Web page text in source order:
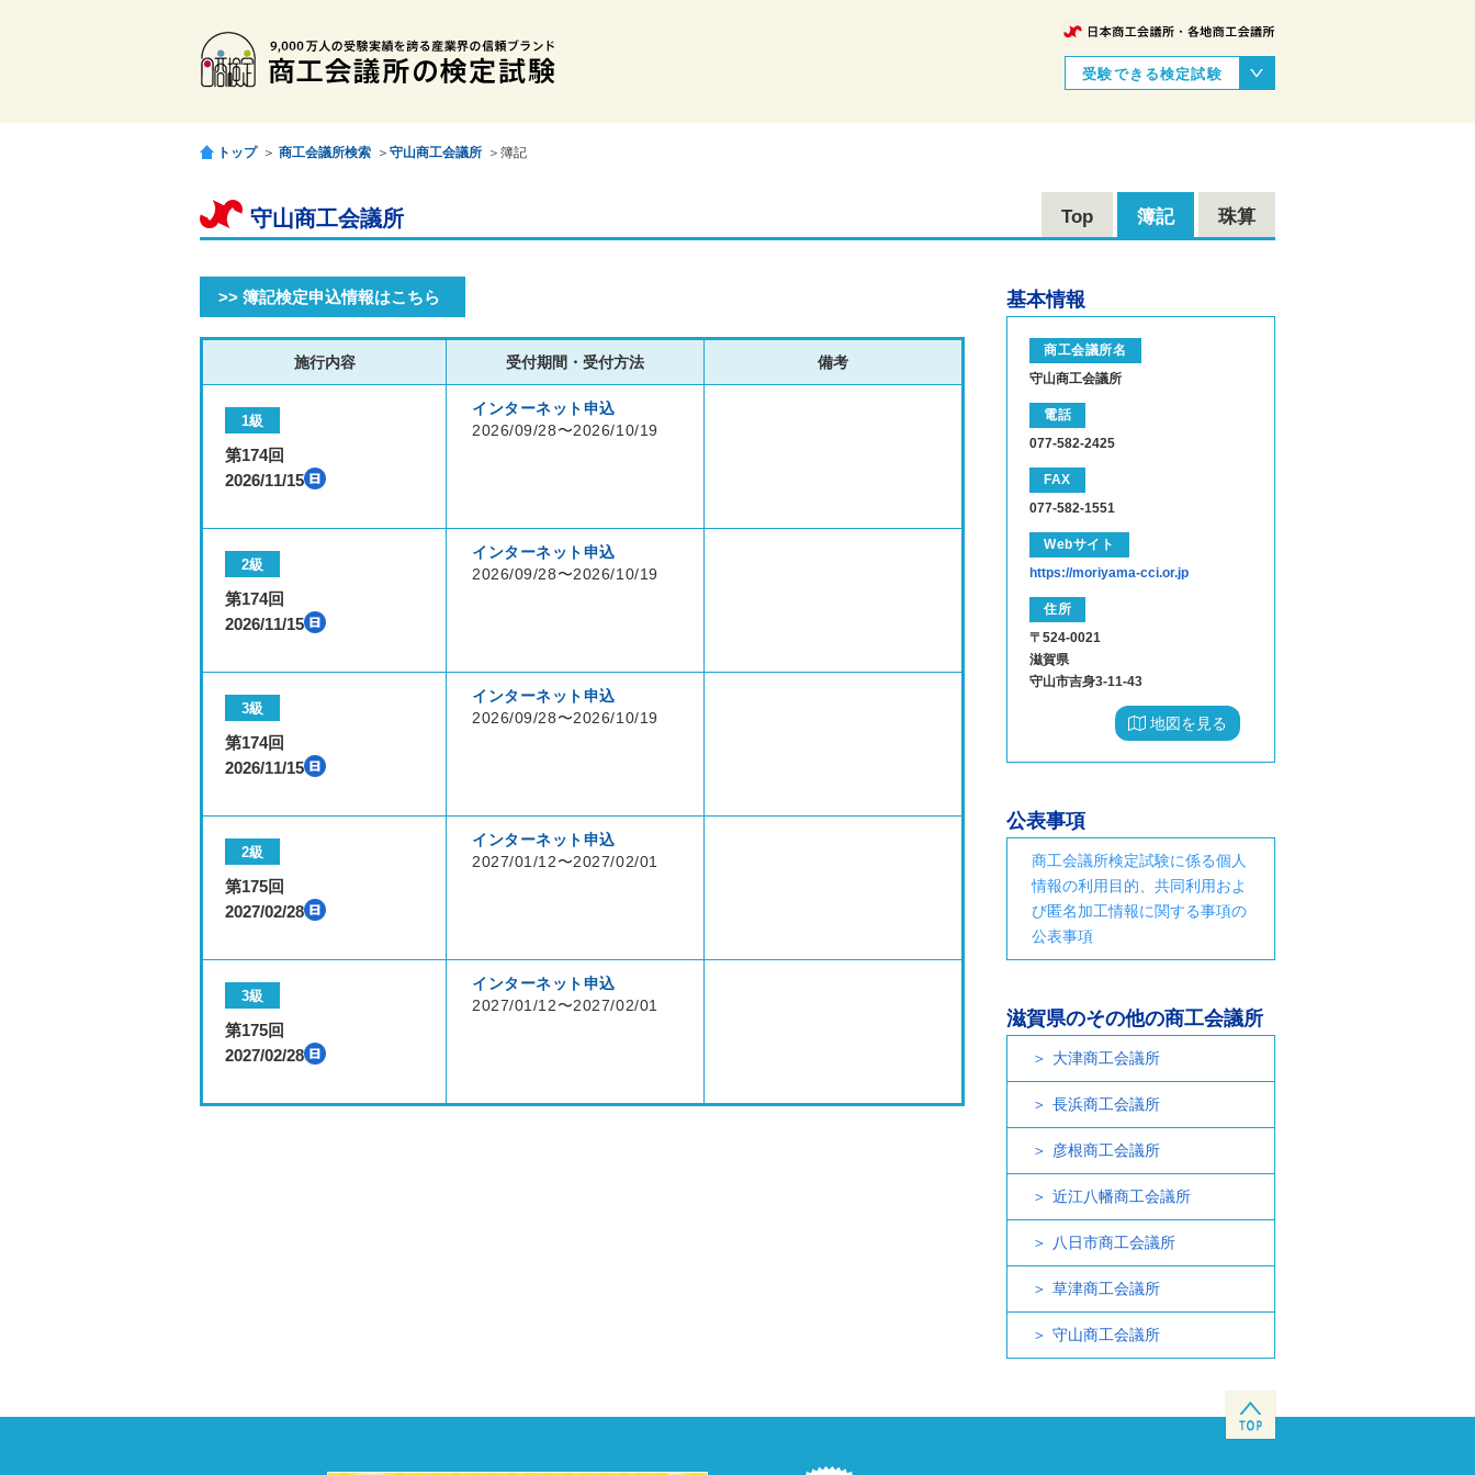
受験できる検定試験
トップ ＞ 商工会議所検索 ＞ 守山商工会議所 ＞簿記
守山商工会議所 Top 簿記 珠算
>> 簿記検定申込情報はこちら
施行内容 受付期間・受付方法 備考
1級
第174回
2026/11/15
インターネット申込
2026/09/28〜2026/10/19
2級
第174回
2026/11/15
インターネット申込
2026/09/28〜2026/10/19
3級
第174回
2026/11/15
インターネット申込
2026/09/28〜2026/10/19
2級
第175回
2027/02/28
インターネット申込
2027/01/12〜2027/02/01
3級
第175回
2027/02/28
インターネット申込
2027/01/12〜2027/02/01
基本情報
商工会議所名
守山商工会議所
電話
077-582-2425
FAX
077-582-1551
Webサイト
https://moriyama-cci.or.jp
住所
〒524-0021
滋賀県
守山市吉身3-11-43
地図を見る
公表事項
商工会議所検定試験に係る個人
情報の利用目的、共同利用およ
び匿名加工情報に関する事項の
公表事項
滋賀県のその他の商工会議所
大津商工会議所
長浜商工会議所
彦根商工会議所
近江八幡商工会議所
八日市商工会議所
草津商工会議所
守山商工会議所